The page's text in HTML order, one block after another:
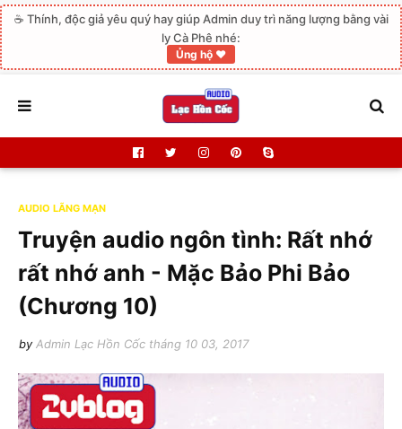
☕ Thính, độc giả yêu quý hay giúp Admin duy trì năng lượng bằng vài
ly Cà Phê nhé:
Ủng hộ ❤️
AUDIO LÃNG MẠN
Truyện audio ngôn tình: Rất nhớ
rất nhớ anh - Mặc Bảo Phi Bảo
(Chương 10)
by Admin Lạc Hồn Cốc tháng 10 03, 2017